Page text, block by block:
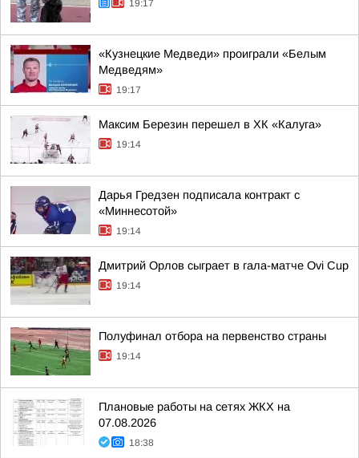
19:17
«Кузнецкие Медведи» проиграли «Белым
Медведям»
19:17
Максим Березин перешел в ХК «Калуга»
19:14
Дарья Гредзен подписала контракт с
«Миннесотой»
19:14
Дмитрий Орлов сыграет в гала-матче Ovi Cup
19:14
Полуфинал отбора на первенство страны
19:14
Плановые работы на сетях ЖКХ на
07.08.2026
18:38